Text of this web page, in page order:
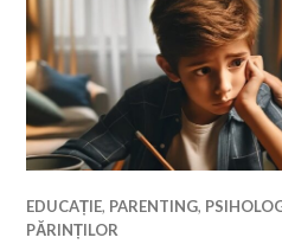
EDUCAȚIE, PARENTING,
PĂRINȚILOR